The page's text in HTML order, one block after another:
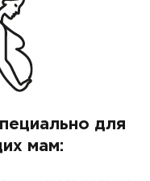
для
мам: